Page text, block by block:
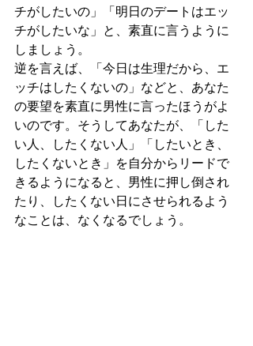
チがしたいの」「明日のデートはエッ
チがしたいな」と、素直に言うように
しましょう。
逆を言えば、「今日は生理だから、エ
ッチはしたくないの」などと、あなた
の要望を素直に男性に言ったほうがよ
いのです。そうしてあなたが、「した
い人、したくない人」「したいとき、
したくないとき」を自分からリードで
きるようになると、男性に押し倒され
たり、したくない日にさせられるよう
なことは、なくなるでしょう。